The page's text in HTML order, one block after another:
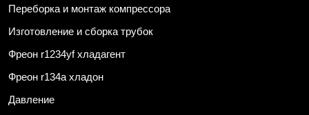
Переборка и монтаж компрессора
Изготовление и сборка трубок
Фреон r1234yf хладагент
Фреон r134a хладон
Давление